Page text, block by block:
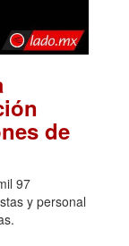
de
97
y personal